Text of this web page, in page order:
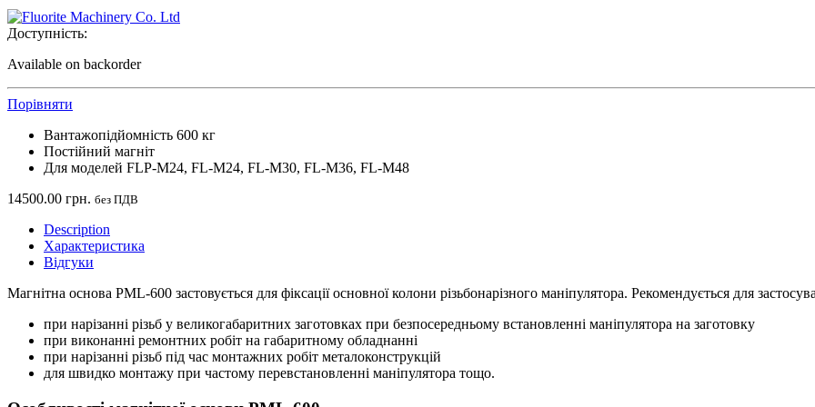
Доступність:
Available on backorder
Порівняти
Вантажопідйомність 600 кг
Постійний магніт
Для моделей FLP-M24, FL-M24, FL-M30, FL-M36, FL-M48
14500.00 грн. без ПДВ
Description
Характеристика
Відгуки
Магнітна основа PML-600 застовується для фіксації основної колони різьбонарізного маніпулятора. Рекомендується для
при нарізанні різьб у великогабаритних заготовках при безпосередньому встановленні маніпулятора на заготовку
при виконанні ремонтних робіт на габаритному обладнанні
при нарізанні різьб під час монтажних робіт металоконструкцій
для швидко монтажу при частому перевстановленні маніпулятора тощо.